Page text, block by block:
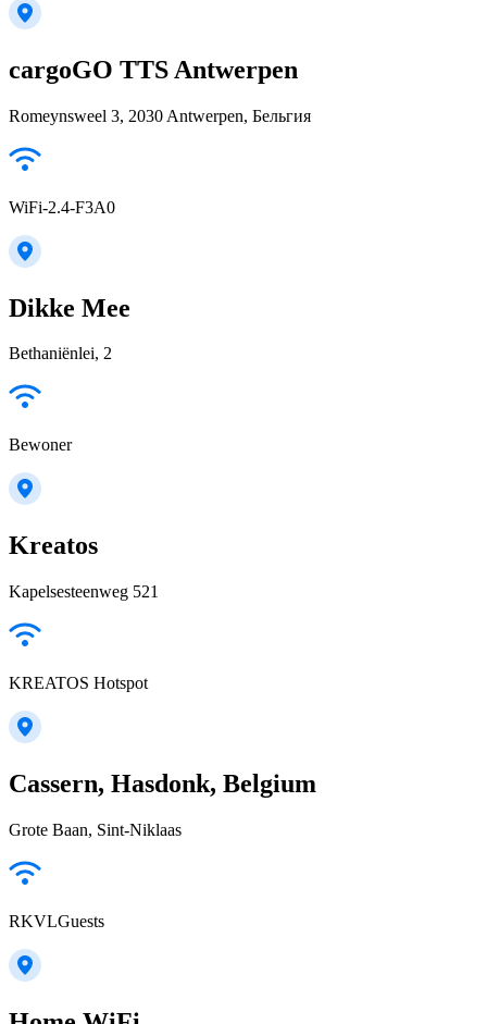
cargoGO TTS Antwerpen
Romeynsweel 3, 2030 Antwerpen, Бельгия
WiFi-2.4-F3A0
Dikke Mee
Bethaniënlei, 2
Bewoner
Kreatos
Kapelsesteenweg 521
KREATOS Hotspot
Cassern, Hasdonk, Belgium
Grote Baan, Sint-Niklaas
RKVLGuests